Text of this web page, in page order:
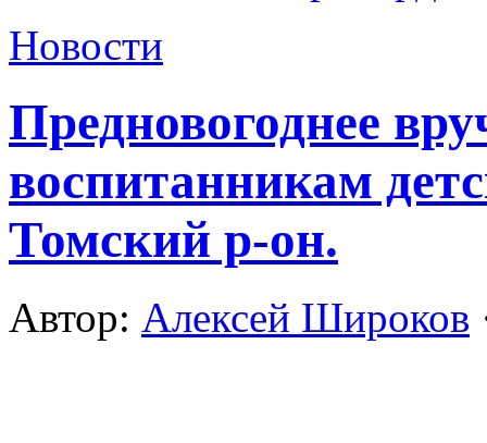
Новости
Предновогоднее
воспитанникам
Томский р-он.
Автор: Алексей Широков